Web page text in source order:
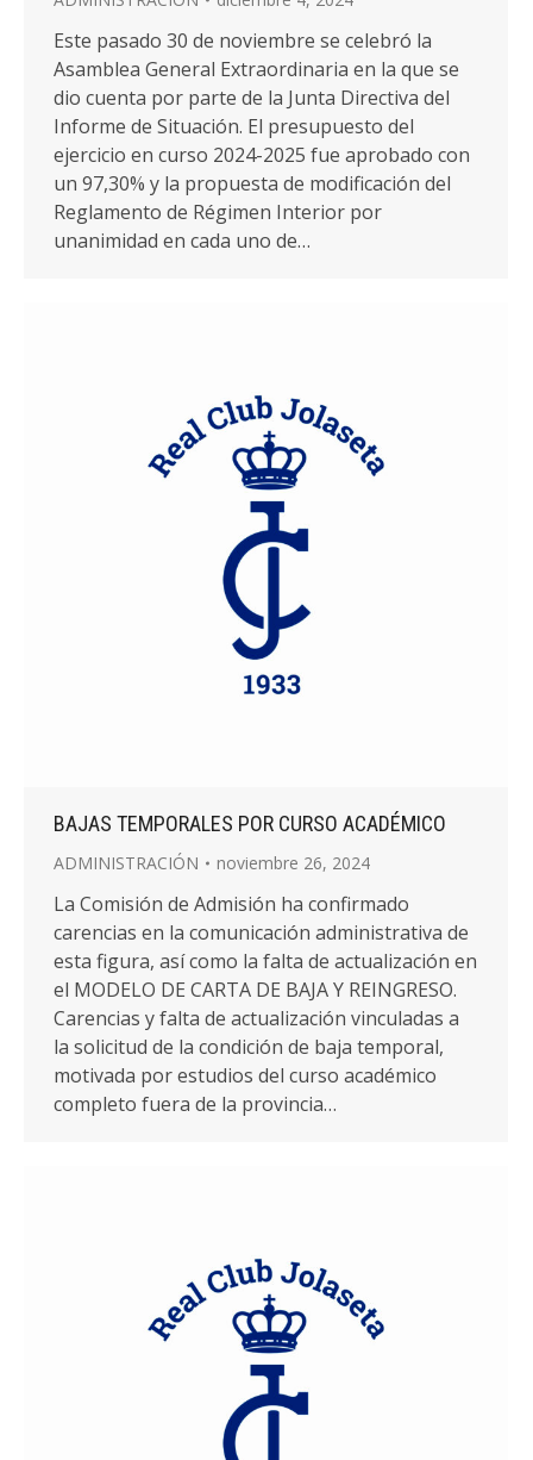
Este pasado 30 de noviembre se celebró la
Asamblea General Extraordinaria en la que se
dio cuenta por parte de la Junta Directiva del
Informe de Situación. El presupuesto del
ejercicio en curso 2024-2025 fue aprobado con
un 97,30% y la propuesta de modificación del
Reglamento de Régimen Interior por
unanimidad en cada uno de…
BAJAS TEMPORALES POR CURSO ACADÉMICO
ADMINISTRACIÓN noviembre 26, 2024
La Comisión de Admisión ha confirmado
carencias en la comunicación administrativa de
esta figura, así como la falta de actualización en
el MODELO DE CARTA DE BAJA Y REINGRESO.
Carencias y falta de actualización vinculadas a
la solicitud de la condición de baja temporal,
motivada por estudios del curso académico
completo fuera de la provincia…